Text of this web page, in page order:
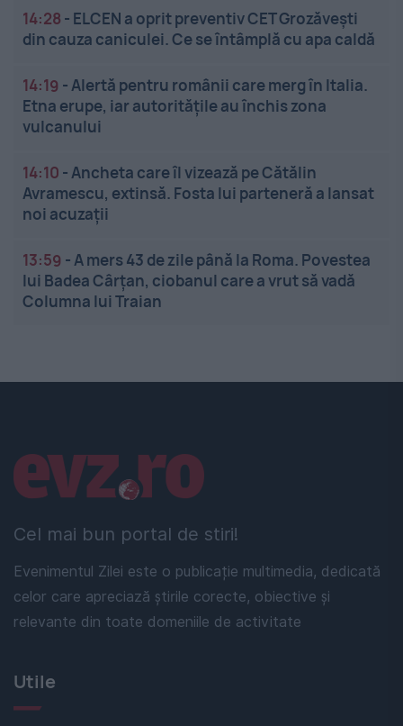
14:28 - ELCEN a oprit preventiv CET Grozăveşti
din cauza caniculei. Ce se întâmplă cu apa caldă
14:19 - Alertă pentru românii care merg în Italia.
Etna erupe, iar autoritățile au închis zona
vulcanului
14:10 - Ancheta care îl vizează pe Cătălin
Avramescu, extinsă. Fosta lui parteneră a lansat
noi acuzații
13:59 - A mers 43 de zile până la Roma. Povestea
lui Badea Cârțan, ciobanul care a vrut să vadă
Columna lui Traian
Cel mai bun portal de stiri!
Evenimentul Zilei este o publicație multimedia, dedicată
celor care apreciază știrile corecte, obiective și
relevante din toate domeniile de activitate
Linkuri utile
Utile